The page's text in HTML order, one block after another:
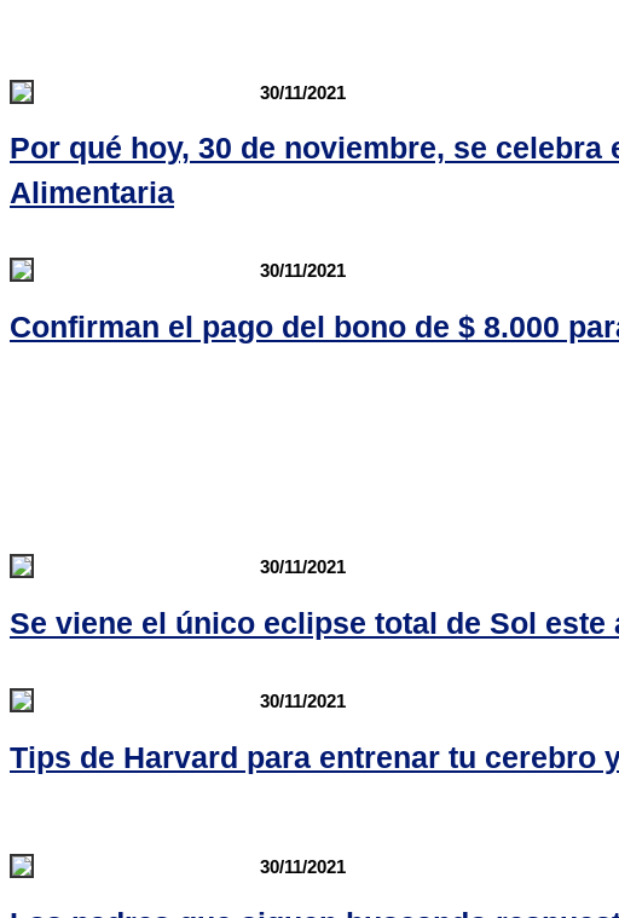
30/11/2021
Por qué hoy, 30 de noviembre, se
Alimentaria
30/11/2021
Confirman el pago del bono de $ 8.000
30/11/2021
Se viene el único eclipse total de Sol este
30/11/2021
Tips de Harvard para entrenar tu cerebro
30/11/2021